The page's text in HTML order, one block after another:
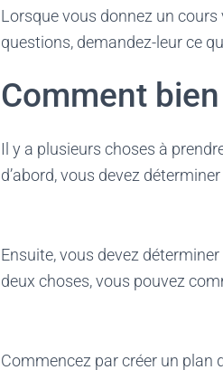
Lorsque vous donnez un cours
questions, demandez-leur ce
Comment
Il y a plusieurs choses à
d’abord, vous devez
Ensuite, vous devez
deux choses, vous pouvez
Commencez par créer un plan